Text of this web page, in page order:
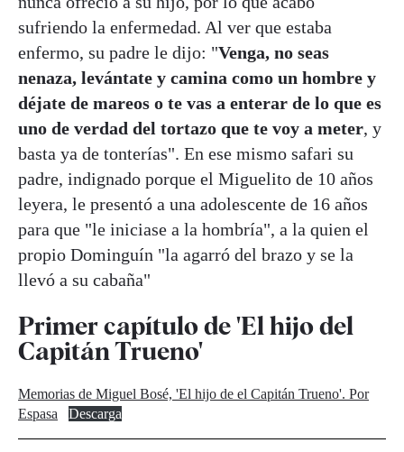
sufriendo la enfermedad. Al ver que estaba
enfermo, su padre le dijo: "Venga, no seas
nenaza, levántate y camina como un hombre y
déjate de mareos o te vas a enterar de lo que es
uno de verdad del tortazo que te voy a meter, y
basta ya de tonterías". En ese mismo safari su
padre, indignado porque el Miguelito de 10 años
leyera, le presentó a una adolescente de 16 años
para que "le iniciase a la hombría", a la quien el
propio Dominguín "la agarró del brazo y se la
llevó a su cabaña"
Primer capítulo de 'El hijo del
Capitán Trueno'
Memorias de Miguel Bosé, 'El hijo de el Capitán Trueno'. Por
Espasa
Descarga